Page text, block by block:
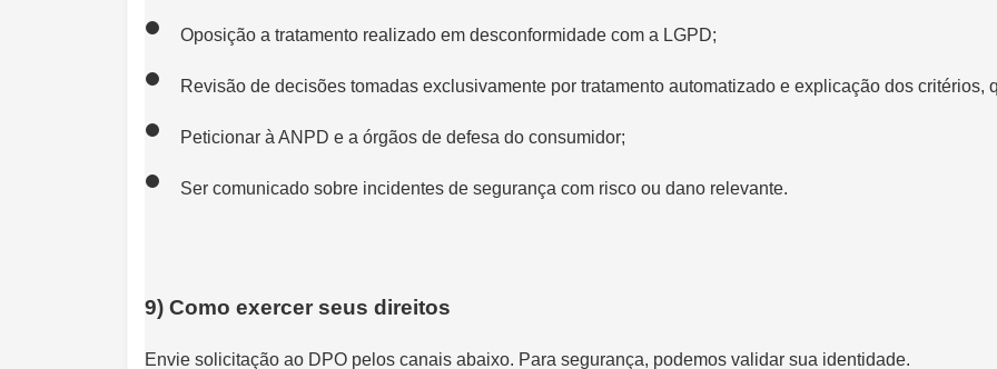
Oposição a tratamento realizado em desconformidade com a LGPD;
Revisão de decisões tomadas exclusivamente por tratamento automatizado e explicação dos critérios,
Peticionar à ANPD e a órgãos de defesa do consumidor;
Ser comunicado sobre incidentes de segurança com risco ou dano relevante.
9) Como exercer seus direitos
Envie solicitação ao DPO pelos canais abaixo. Para segurança, podemos validar sua identidade.